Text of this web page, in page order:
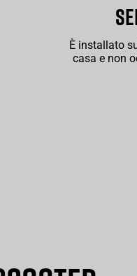
È installato
casa e non